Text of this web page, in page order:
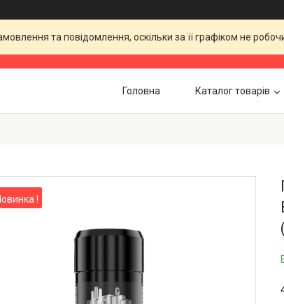
та повідомлення, оскільки за її графіком не
Головна Каталог товарів
!